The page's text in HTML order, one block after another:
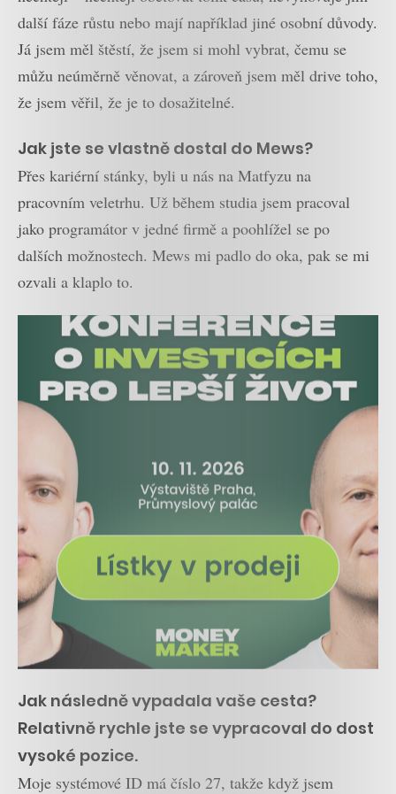
další fáze růstu nebo mají například jiné osobní důvody.
Já jsem měl štěstí, že jsem si mohl vybrat, čemu se
můžu neúměrně věnovat, a zároveň jsem měl drive toho,
že jsem věřil, že je to dosažitelné.
Jak jste se vlastně dostal do Mews?
Přes kariérní stánky, byli u nás na Matfyzu na
pracovním veletrhu. Už během studia jsem pracoval
jako programátor v jedné firmě a poohlížel se po
dalších možnostech. Mews mi padlo do oka, pak se mi
ozvali a klaplo to.
Jak následně vypadala vaše cesta?
Relativně rychle jste se vypracoval do dost
vysoké pozice.
Moje systémové ID má číslo 27, takže když jsem